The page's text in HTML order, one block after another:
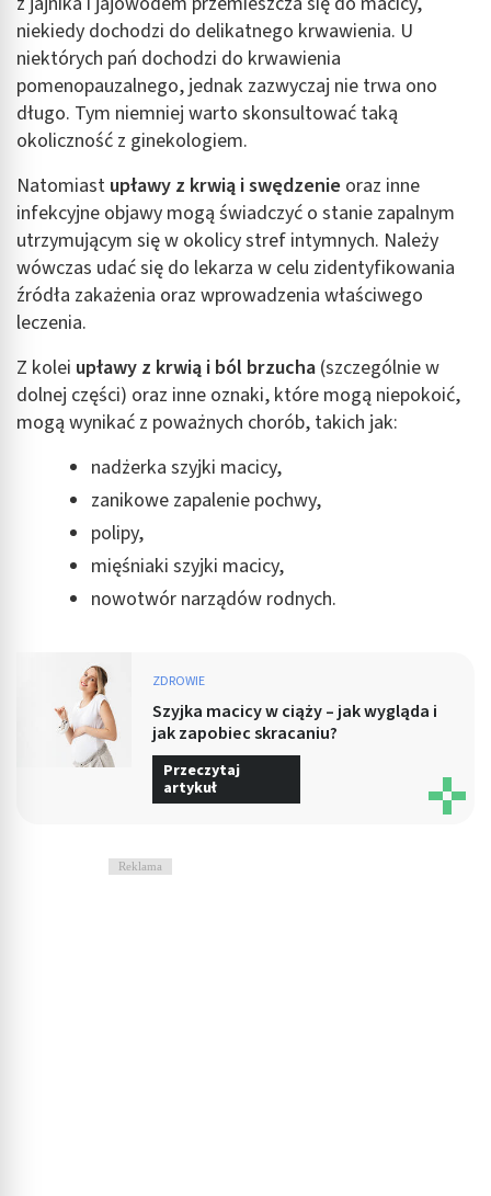
niekiedy dochodzi do delikatnego krwawienia. U
niektórych pań dochodzi do krwawienia
pomenopauzalnego, jednak zazwyczaj nie trwa ono
długo. Tym niemniej warto skonsultować taką
okoliczność z ginekologiem.
Natomiast upławy z krwią i swędzenie oraz inne
infekcyjne objawy mogą świadczyć o stanie zapalnym
utrzymującym się w okolicy stref intymnych. Należy
wówczas udać się do lekarza w celu zidentyfikowania
źródła zakażenia oraz wprowadzenia właściwego
leczenia.
Z kolei upławy z krwią i ból brzucha (szczególnie w
dolnej części) oraz inne oznaki, które mogą niepokoić,
mogą wynikać z poważnych chorób, takich jak:
nadżerka szyjki macicy,
zanikowe zapalenie pochwy,
polipy,
mięśniaki szyjki macicy,
nowotwór narządów rodnych.
ZDROWIE
Szyjka macicy w ciąży – jak wygląda i
jak zapobiec skracaniu?
Przeczytaj
artykuł
Reklama